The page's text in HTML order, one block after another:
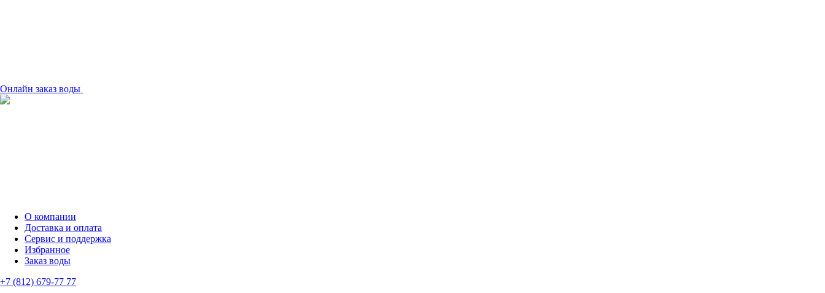
Онлайн заказ воды
О компании
Доставка и оплата
Сервис и поддержка
Избранное
Заказ воды
+7 (812) 679-77 77